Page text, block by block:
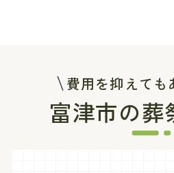
費用を抑えても
富津市の葬